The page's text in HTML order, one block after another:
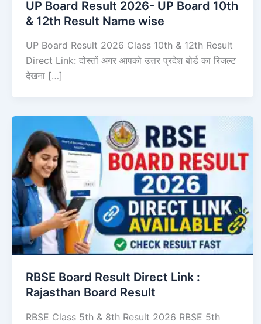
UP Board Result 2026- UP Board 10th
& 12th Result Name wise
UP Board Result 2026 Class 10th & 12th Result
Direct Link: दोस्तों अगर आपको उत्तर प्रदेश बोर्ड का रिजल्ट
देखना […]
RBSE Board Result Direct Link : ​
Rajasthan Board Result
RBSE Class 5th & 8th Result 2026 RBSE 5th